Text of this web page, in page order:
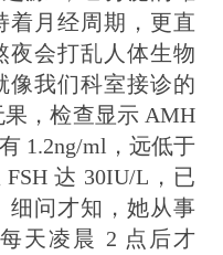
着月经周期，更直
夜会打乱人体生物
像我们科室接诊的
，检查显示 AMH
1.2ng/ml，远低于
达 30IU/L，已
细问才知，她从事
天凌晨 2 点后才